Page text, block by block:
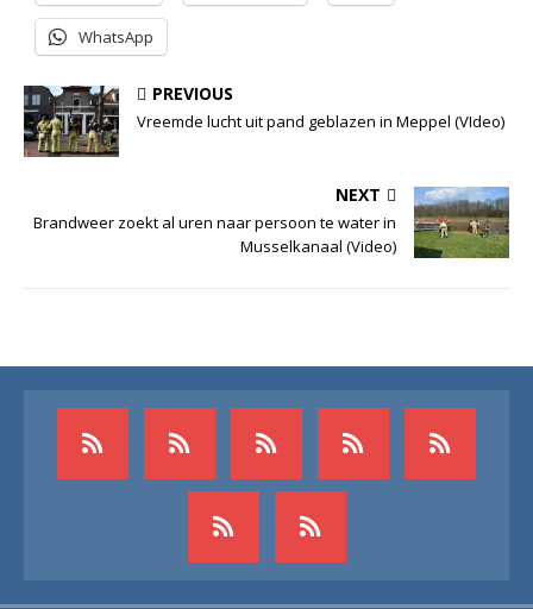
WhatsApp
PREVIOUS
Vreemde lucht uit pand geblazen in Meppel (VIdeo)
NEXT
Brandweer zoekt al uren naar persoon te water in
Musselkanaal (Video)